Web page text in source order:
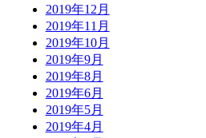
2019年12月
2019年11月
2019年10月
2019年9月
2019年8月
2019年6月
2019年5月
2019年4月